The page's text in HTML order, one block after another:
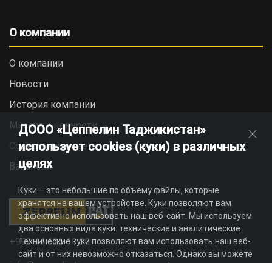
О компании
О компании
Новости
История компании
Миссия и ценности
Социальная ответственность
Вакансии
+992 44 625 11 22
ДООО «Цеппелин Таджикистан»
использует cookies (куки) в различных
целях
Куки – это небольшие по объему файлы, которые
хранятся на вашем устройстве. Куки позволяют вам
эффективно использовать наш веб-сайт. Мы используем
два основных вида куки: технические и аналитические.
Технические куки позволяют вам использовать наш веб-
сайт и от них невозможно отказаться. Однако вы можете